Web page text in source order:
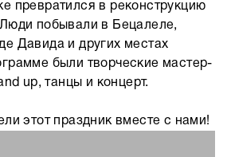
превратился в реконструкцию
побывали в Бецалеле,
Давида и других местах
были творческие мастер-
up, танцы и концерт.
этот праздник вместе с нами!